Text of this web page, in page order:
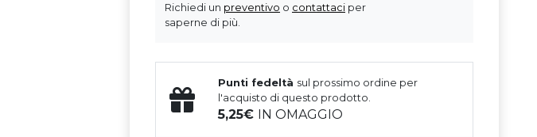
Richiedi un preventivo o contattaci per
saperne di più.
Punti fedeltà sul prossimo ordine per
l'acquisto di questo prodotto.
5,25 IN OMAGGIO